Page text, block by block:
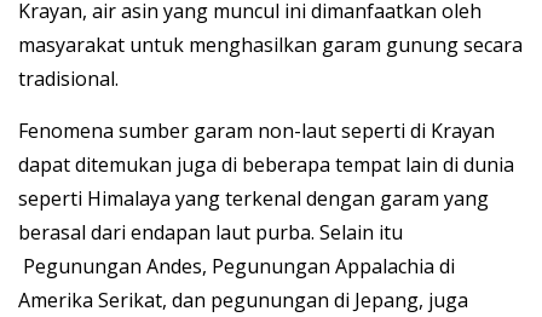
Krayan, air asin yang muncul ini dimanfaatkan oleh
masyarakat untuk menghasilkan garam gunung secara
tradisional.
Fenomena sumber garam non-laut seperti di Krayan
dapat ditemukan juga di beberapa tempat lain di dunia
seperti Himalaya yang terkenal dengan garam yang
berasal dari endapan laut purba. Selain itu
Pegunungan Andes, Pegunungan Appalachia di
Amerika Serikat, dan pegunungan di Jepang, juga